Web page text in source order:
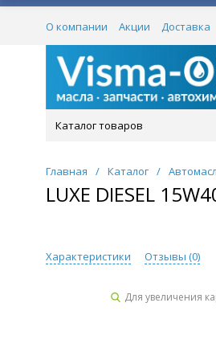
О компании Акции Доставка
Сертификаты
Каталог товаров
Главная / Каталог /
LUXE DIESEL
Характеристики Отзывы (0)
Для увеличения